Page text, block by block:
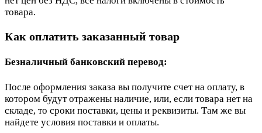
товара.
Как оплатить заказанный товар
Безналичный банковский перевод:
После оформления заказа вы получите счет на оплату, в
котором будут отражены наличие, или, если товара нет на
складе, то сроки поставки, цены и реквизиты. Там же вы
найдете условия поставки и оплаты.